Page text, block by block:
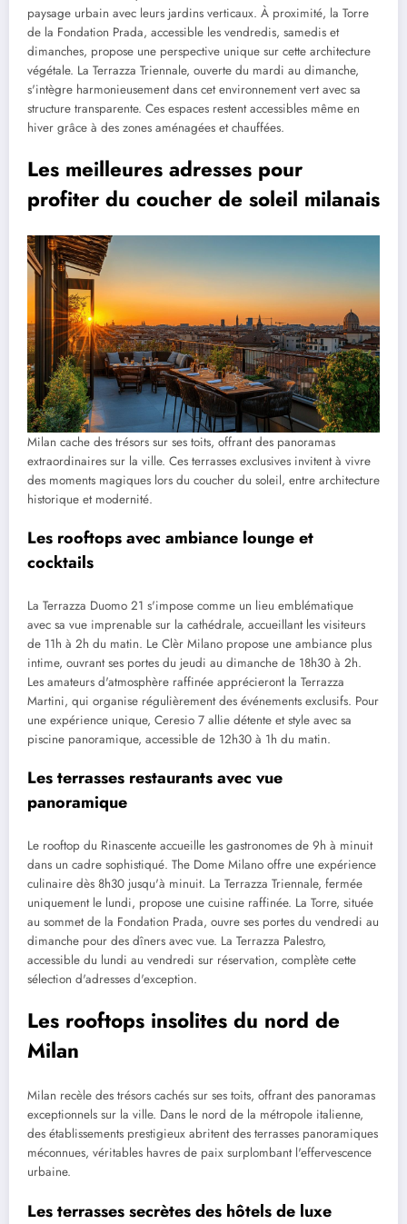
paysage urbain avec leurs jardins verticaux. À proximité, la Torre
de la Fondation Prada, accessible les vendredis, samedis et
dimanches, propose une perspective unique sur cette architecture
végétale. La Terrazza Triennale, ouverte du mardi au dimanche,
s'intègre harmonieusement dans cet environnement vert avec sa
structure transparente. Ces espaces restent accessibles même en
hiver grâce à des zones aménagées et chauffées.
Les meilleures adresses pour
profiter du coucher de soleil milanais
Milan cache des trésors sur ses toits, offrant des panoramas
extraordinaires sur la ville. Ces terrasses exclusives invitent à vivre
des moments magiques lors du coucher du soleil, entre architecture
historique et modernité.
Les rooftops avec ambiance lounge et
cocktails
La Terrazza Duomo 21 s'impose comme un lieu emblématique
avec sa vue imprenable sur la cathédrale, accueillant les visiteurs
de 11h à 2h du matin. Le Clèr Milano propose une ambiance plus
intime, ouvrant ses portes du jeudi au dimanche de 18h30 à 2h.
Les amateurs d'atmosphère raffinée apprécieront la Terrazza
Martini, qui organise régulièrement des événements exclusifs. Pour
une expérience unique, Ceresio 7 allie détente et style avec sa
piscine panoramique, accessible de 12h30 à 1h du matin.
Les terrasses restaurants avec vue
panoramique
Le rooftop du Rinascente accueille les gastronomes de 9h à minuit
dans un cadre sophistiqué. The Dome Milano offre une expérience
culinaire dès 8h30 jusqu'à minuit. La Terrazza Triennale, fermée
uniquement le lundi, propose une cuisine raffinée. La Torre, située
au sommet de la Fondation Prada, ouvre ses portes du vendredi au
dimanche pour des dîners avec vue. La Terrazza Palestro,
accessible du lundi au vendredi sur réservation, complète cette
sélection d'adresses d'exception.
Les rooftops insolites du nord de
Milan
Milan recèle des trésors cachés sur ses toits, offrant des panoramas
exceptionnels sur la ville. Dans le nord de la métropole italienne,
des établissements prestigieux abritent des terrasses panoramiques
méconnues, véritables havres de paix surplombant l'effervescence
urbaine.
Les terrasses secrètes des hôtels de luxe